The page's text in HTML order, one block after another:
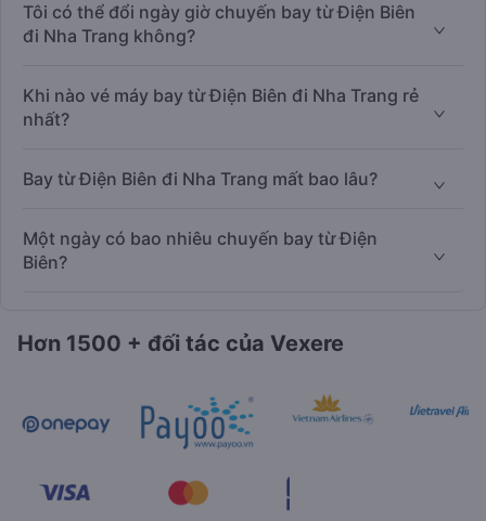
Tôi có thể đổi ngày giờ chuyến bay từ Điện Biên
đi Nha Trang không?
Khi nào vé máy bay từ Điện Biên đi Nha Trang rẻ
nhất?
Bay từ Điện Biên đi Nha Trang mất bao lâu?
Một ngày có bao nhiêu chuyến bay từ Điện
Biên?
Hơn 1500 + đối tác của Vexere